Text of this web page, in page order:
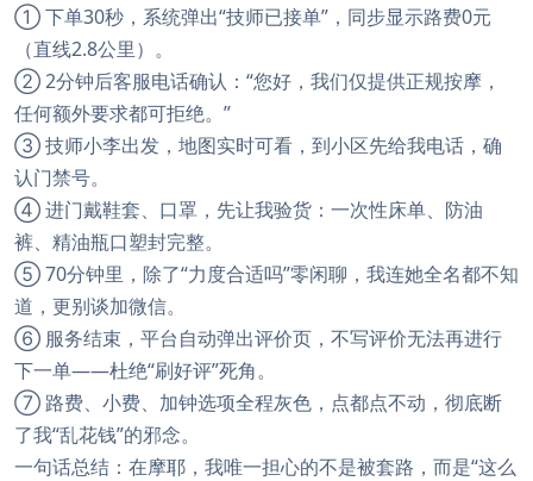
① 下单30秒，系统弹出“技师已接单”，同步显示路费0元
（直线2.8公里）。
② 2分钟后客服电话确认：“您好，我们仅提供正规按摩，
任何额外要求都可拒绝。”
③ 技师小李出发，地图实时可看，到小区先给我电话，确
认门禁号。
④ 进门戴鞋套、口罩，先让我验货：一次性床单、防油
裤、精油瓶口塑封完整。
⑤ 70分钟里，除了“力度合适吗”零闲聊，我连她全名都不知
道，更别谈加微信。
⑥ 服务结束，平台自动弹出评价页，不写评价无法再进行
下一单——杜绝“刷好评”死角。
⑦ 路费、小费、加钟选项全程灰色，点都点不动，彻底断
了我“乱花钱”的邪念。
一句话总结：在摩耶，我唯一担心的不是被套路，而是“这么